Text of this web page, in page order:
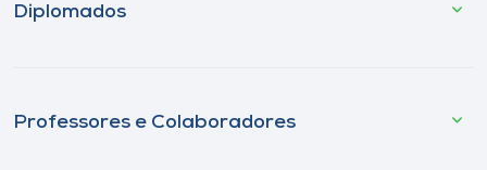
Diplomados
Professores e Colaboradores